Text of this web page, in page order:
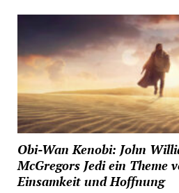
Obi-Wan Kenobi: John
McGregors Jedi ein Theme
Einsamkeit und Hoffnung